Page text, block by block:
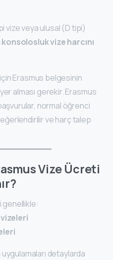
vize veya ulusal (D tipi)
konsolosluk vize harcını
Erasmus belgesinin
alması gerekir. Erasmus
normal öğrenci
ve harç talep
Vize Ücreti
genellikle:
detaylarda